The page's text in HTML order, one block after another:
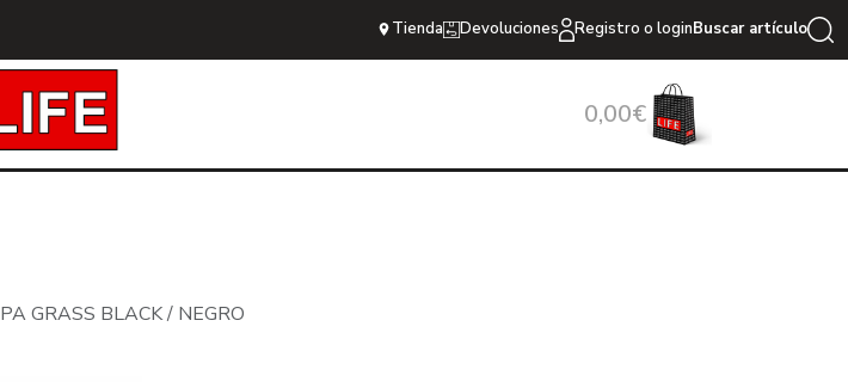
Tienda Devoluciones Registro o loginBuscar artículo
0,00€
GRASS BLACK / NEGRO